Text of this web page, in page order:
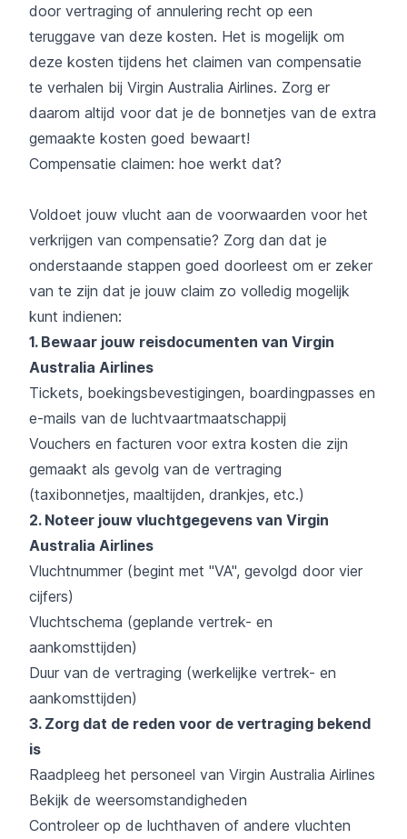
door vertraging of annulering recht op een
teruggave van deze kosten. Het is mogelijk om
deze kosten tijdens het claimen van compensatie
te verhalen bij Virgin Australia Airlines. Zorg er
daarom altijd voor dat je de bonnetjes van de extra
gemaakte kosten goed bewaart!
Compensatie claimen: hoe werkt dat?
Voldoet jouw vlucht aan de voorwaarden voor het
verkrijgen van compensatie? Zorg dan dat je
onderstaande stappen goed doorleest om er zeker
van te zijn dat je jouw claim zo volledig mogelijk
kunt indienen:
1. Bewaar jouw reisdocumenten van Virgin
Australia Airlines
Tickets, boekingsbevestigingen, boardingpasses en
e-mails van de luchtvaartmaatschappij
Vouchers en facturen voor extra kosten die zijn
gemaakt als gevolg van de vertraging
(taxibonnetjes, maaltijden, drankjes, etc.)
2. Noteer jouw vluchtgegevens van Virgin
Australia Airlines
Vluchtnummer (begint met "VA", gevolgd door vier
cijfers)
Vluchtschema (geplande vertrek- en
aankomsttijden)
Duur van de vertraging (werkelijke vertrek- en
aankomsttijden)
3. Zorg dat de reden voor de vertraging bekend
is
Raadpleeg het personeel van Virgin Australia Airlines
Bekijk de weersomstandigheden
Controleer op de luchthaven of andere vluchten